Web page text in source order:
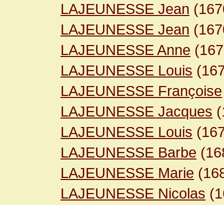
LAJEUNESSE Jean
LAJEUNESSE Jean
LAJEUNESSE Anne
LAJEUNESSE Louis
LAJEUNESSE Françoise
LAJEUNESSE Jacques
LAJEUNESSE Louis
LAJEUNESSE Barbe
LAJEUNESSE Marie
LAJEUNESSE Nicolas